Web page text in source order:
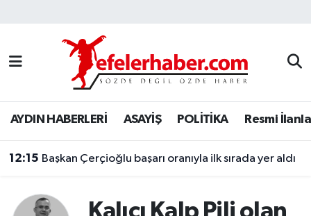
AYDIN HABERLERİ ASAYİŞ POLİTİKA Resmi
12:15 Başkan Çerçioğlu başarı oranıyla ilk sırada yer aldı
Nöbetçi Eczaneler
Hava Durumu
Aydin Namaz Vakitleri
Trafik Durumu
Süper Lig Puan Durumu ve Fikstür